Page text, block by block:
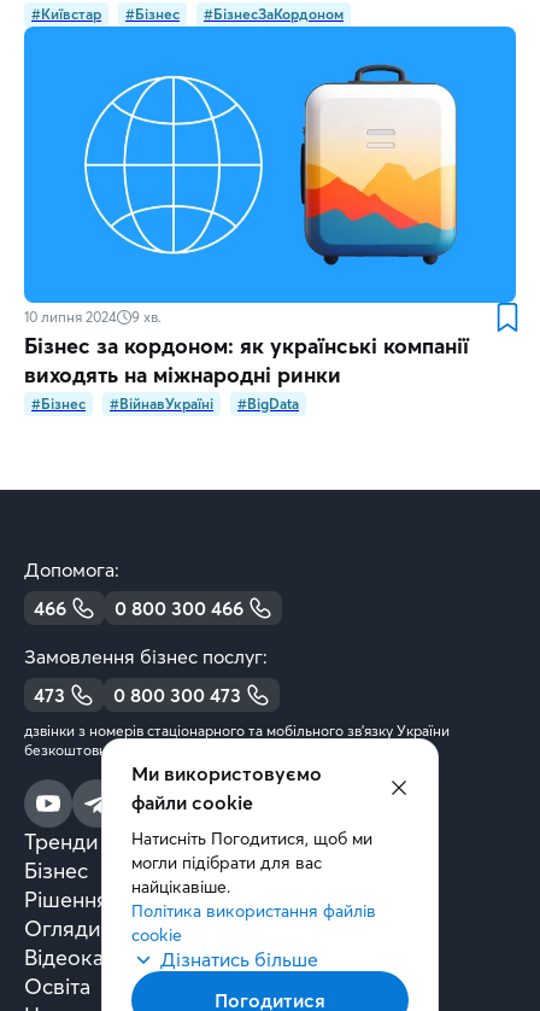
#Київстар #Бізнес #БізнесЗаКордоном
10 липня 2024 9 хв.
Бізнес за кордоном: як українські компанії
виходять на міжнародні ринки
#Бізнес #ВійнавУкраїні #BigData
Допомога:
466
0 800 300 466
Замовлення бізнес послуг:
473
0 800 300 473
дзвінки з номерів стаціонарного та мобільного зв’язку України
безкоштовні
Тренди та аналітика
Бізнес
Рішення та технології
Огляди книг
Відеокасти
Освіта
Ми використовуємо
файли cookie
Натисніть Погодитися, щоб ми
могли підібрати для вас
найцікавіше.
Політика використання файлів
cookie
Дізнатись більше
Погодитися